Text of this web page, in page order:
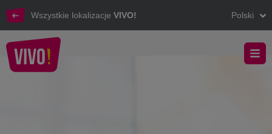
Wszystkie lokalizacje VIVO! Polski
Poznaj możliwości reklamy w VIVO!